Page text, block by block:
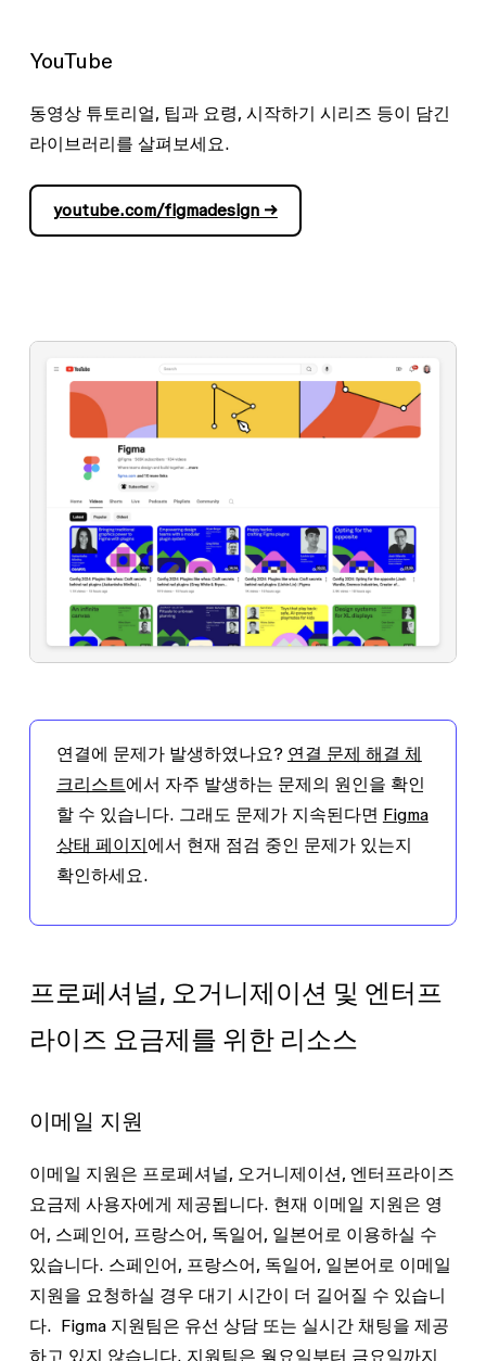
YouTube
동영상 튜토리얼, 팁과 요령, 시작하기 시리즈 등이 담긴
라이브러리를 살펴보세요.
youtube.com/figmadesign →
연결에 문제가 발생하였나요? 연결 문제 해결 체
크리스트에서 자주 발생하는 문제의 원인을 확인
할 수 있습니다. 그래도 문제가 지속된다면 Figma
상태 페이지에서 현재 점검 중인 문제가 있는지
확인하세요.
프로페셔널, 오거니제이션 및 엔터프
라이즈 요금제를 위한 리소스
이메일 지원
이메일 지원은 프로페셔널 오거니제이션
엔터프라이즈
요금제 사용자에게 제공됩니다. 현재 이메일 지원은 영
어, 스페인어, 프랑스어, 독일어, 일본어로 이용하실 수
있습니다. 스페인어, 프랑스어, 독일어, 일본어로 이메일
지원을 요청하실 경우 대기 시간이 더 길어질 수 있습니
다. Figma 지원팀은 유선 상담 또는 실시간 채팅을 제공
하고 있지 않습니다. 지원팀은 월요일부터 금요일까지